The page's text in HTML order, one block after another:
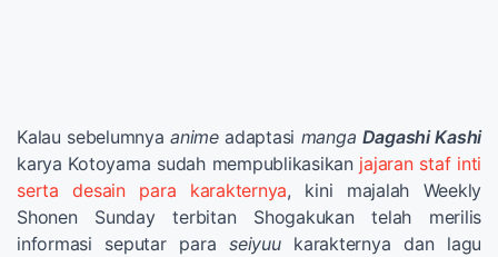
Kalau sebelumnya animeadaptasi manga Dagashi Kashi
karya Kotoyama sudah mempublikasikan jajaran staf inti
serta desain para karakternya, kini majalah Weekly
Shonen Sunday terbitan Shogakukan telah merilis
informasi seputar para seiyuukarakternya dan lagu